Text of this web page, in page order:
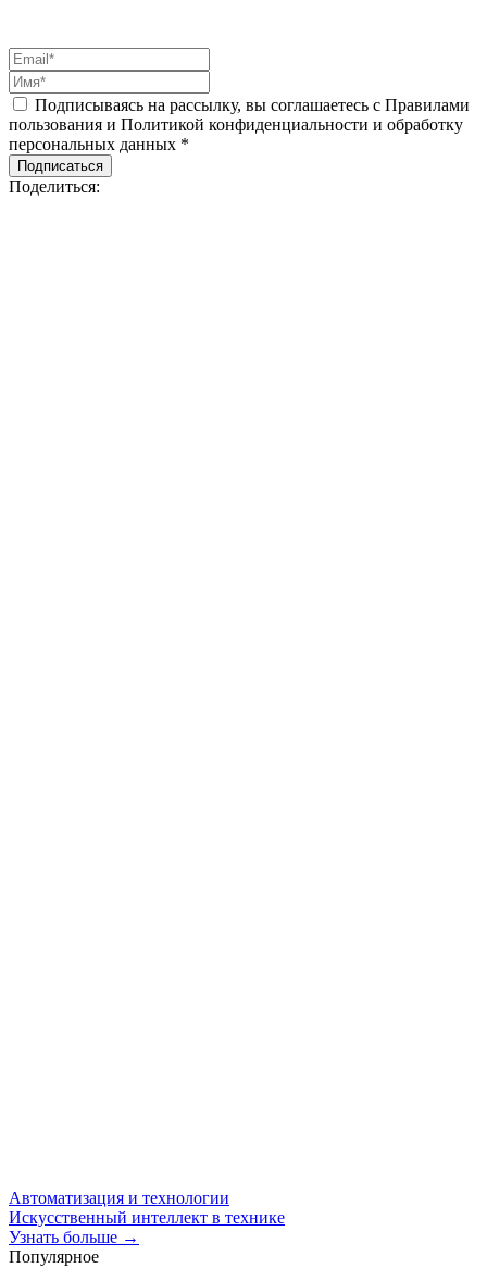
Подписываясь на рассылку, вы соглашаетесь с Правилами
пользования и Политикой конфиденциальности и обработку
персональных данных *
Подписаться
Поделиться:
Автоматизация и технологии
Искусственный интеллект в технике
Узнать больше →
Популярное